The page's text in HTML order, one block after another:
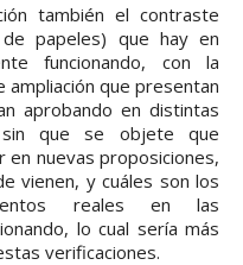
también el contraste
papeles) que hay en
funcionando, con la
que presentan
aprobando en distintas
sin que se objete que
nuevas proposiciones,
vienen, y cuáles son los
reales en las
lo cual sería más
verificaciones.